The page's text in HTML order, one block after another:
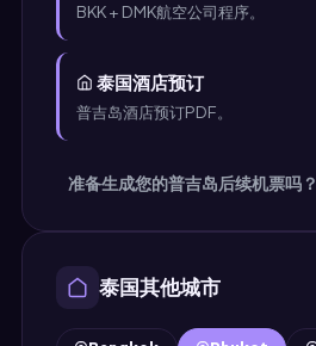
BKK + DMK航空公司程序。
泰国酒店预订
普吉岛酒店预订PDF。
准备生成您的普吉岛后续机票吗？
泰国其他城市